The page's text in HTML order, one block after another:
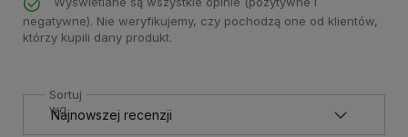
negatywne). Nie weryfikujemy, czy pochodzą one od klientów,
którzy kupili dany produkt.
Sortuj
wg